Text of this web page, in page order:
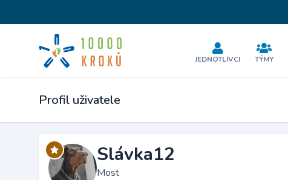
JEDNOTLIVCI TÝMY
Profil uživatele
Slávka12
Most